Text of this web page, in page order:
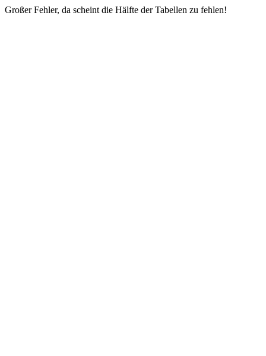
Großer Fehler, da scheint die Hälfte der Tabellen zu fehlen!